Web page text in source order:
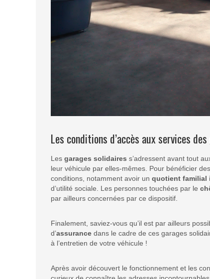
Les conditions d’accès aux services
Les garages solidaires s’adressent avant tout
leur véhicule par elles-mêmes. Pour bénéficier
conditions, notamment avoir un quotient familial
d’utilité sociale. Les personnes touchées par le
par ailleurs concernées par ce dispositif.
Finalement, saviez-vous qu’il est par ailleurs
d’assurance dans le cadre de ces garages
à l’entretien de votre véhicule !
Après avoir découvert le fonctionnement et les